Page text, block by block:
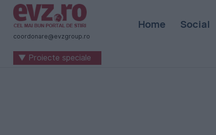
Știri
naționale
internaționale
coordonare@evzgroup.ro
Home Social
▼ Proiecte speciale